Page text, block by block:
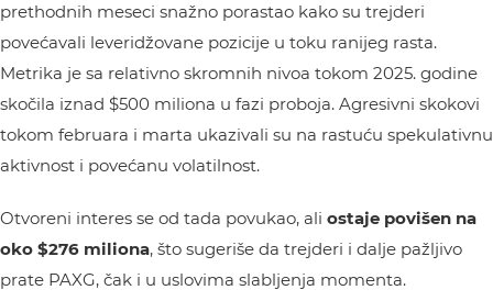
prethodnih meseci snažno porastao kako su trejderi
povećavali leveridžovane pozicije u toku ranijeg rasta.
Metrika je sa relativno skromnih nivoa tokom 2025. godine
skočila iznad $500 miliona u fazi proboja. Agresivni skokovi
tokom februara i marta ukazivali su na rastuću spekulativnu
aktivnost i povećanu volatilnost.
Otvoreni interes se od tada povukao, ali ostaje povišen na
oko $276 miliona, što sugeriše da trejderi i dalje pažljivo
prate PAXG, čak i u uslovima slabljenja momenta.